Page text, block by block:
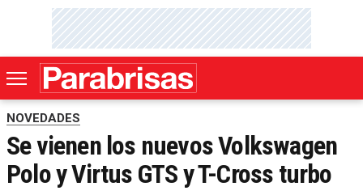
NOVEDADES
Se vienen los nuevos Volkswagen
Polo y Virtus GTS y T-Cross turbo